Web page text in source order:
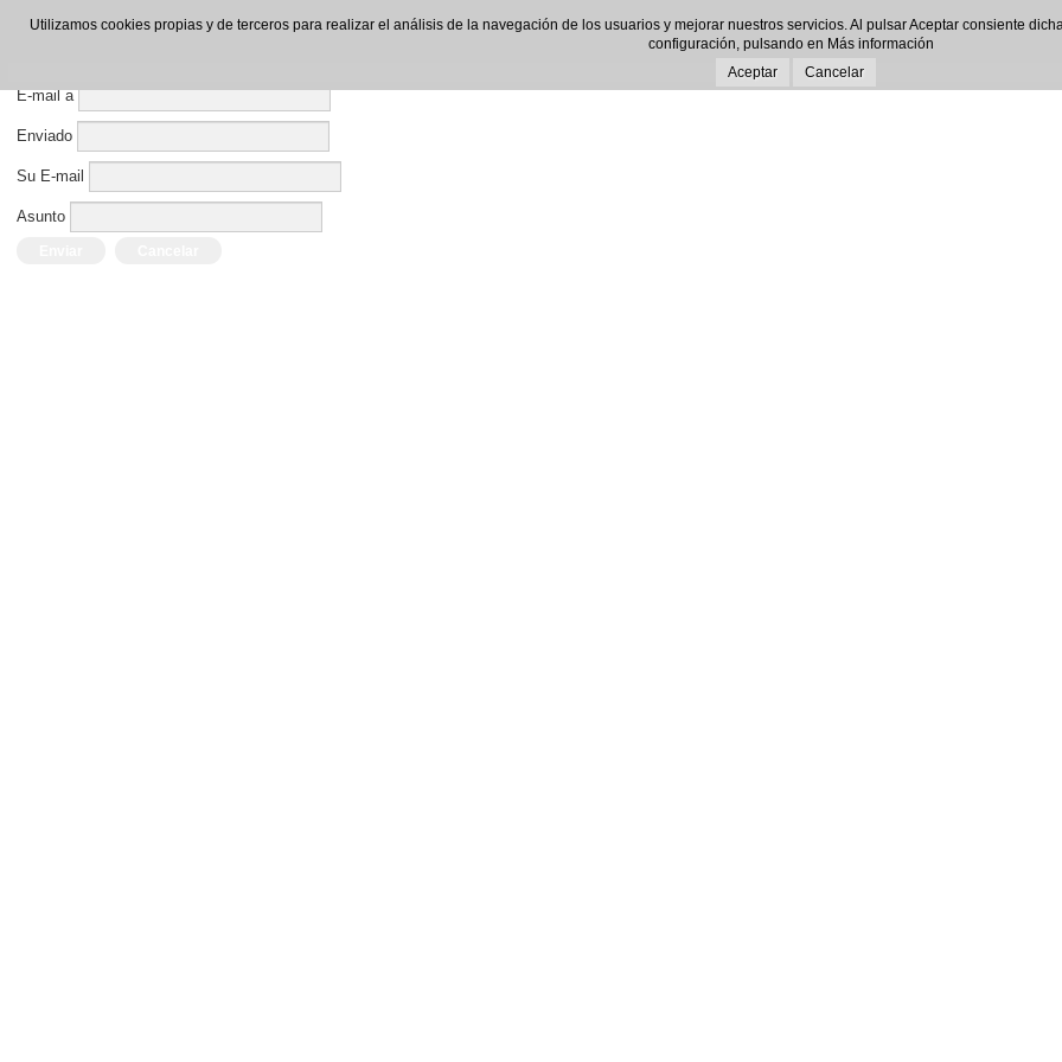
Enviar por E-mail este enlace a un amigo.
E-mail a
Enviado
Su E-mail
Asunto
Utilizamos cookies propias y de terceros para realizar el análisis de la navegación de los usuarios y mejorar nuestros servicios. Al pulsar Aceptar consiente
configuración, pulsando en Más información
Aceptar
Cancelar